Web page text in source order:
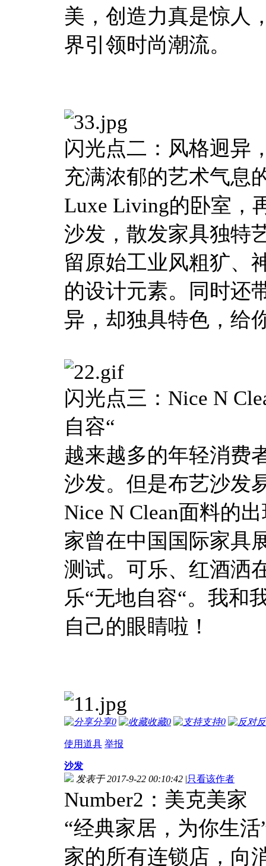
美，创造力真是惊人
界引领时尚潮流。
闪光点二：风格迥异
充满浓郁的艺术气息
Luxe Living的卧室，
沙发，散发家具独特
留原始工业风粗犷、
的设计元素。同时还
异，却独具特色，给
闪光点三：Nice N
自容“
越来越多的年轻消费
沙发。但是布艺沙发
Nice N Clean面料的
家曾在中国国际家具
测试。可乐、红酒洒
乐“无地自容“。我和
自己的眼睛啦！
分享0 收藏0 支持0
使用道具 举报
沙发
发表于 2017-9-22 00:10:42 |只看该作者
Number2：美克美家
“经典家居，为你生
家的所有连锁店，向